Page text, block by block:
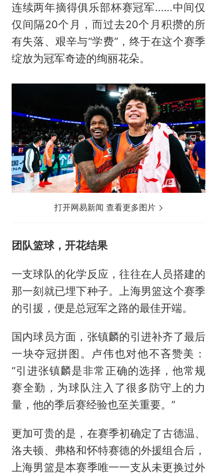
连续两年摘得俱乐部杯赛冠军......中间仅
仅间隔20个月，而过去20个月积攒的所
有失落、艰辛与“学费”，终于在这个赛季
绽放为冠军奇迹的绚丽花朵。
打开网易新闻 查看更多图片
团队篮球，开花结果
一支球队的化学反应，往往在人员搭建的
那一刻就已埋下种子。上海男篮这个赛季
的引援，便是总冠军之路的最佳开端。
国内球员方面，张镇麟的引进补齐了最后
一块夺冠拼图。卢伟也对他不吝赞美：
“引进张镇麟是非常正确的选择，他常规
赛全勤，为球队注入了很多防守上的力
量，他的季后赛经验也至关重要。”
更加可贵的是，在赛季初确定了古德温、
洛夫顿、弗格和怀特赛德的外援组合后，
上海男篮是本赛季唯一一支从未更换过外